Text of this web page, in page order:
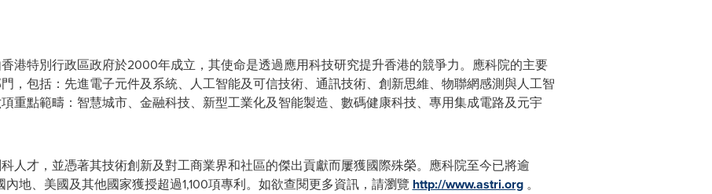
港特別行政區政府於2000年成立，其使命是透過應用科技研究提升香港的競爭力。應科院的主要
，包括：先進電子元件及系統、人工智能及可信技術、通訊技術、創新思維、物聯網感測與人工智
重點範疇：智慧城市、金融科技、新型工業化及智能製造、數碼健康科技、專用集成電路及元宇
人才，並憑著其技術創新及對工商業界和社區的傑出貢獻而屢獲國際殊榮。應科院至今已將逾
地、美國及其他國家獲授超過1,100項專利。如欲查閱更多資訊，請瀏覽 http://www.astri.org。